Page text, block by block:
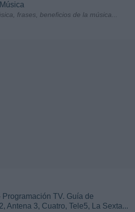
frases, beneficios de la música...
Programación TV. Guía de
Antena 3, Cuatro, Tele5, La Sexta...